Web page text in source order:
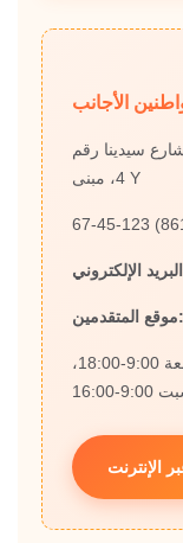
الأجانب
شارع سيدينا رقم
4، مبنى Y
موقع المتقدمين:
من الاثنين إلى الجمعة 9:00-18:00،
16:00
الإنترنت